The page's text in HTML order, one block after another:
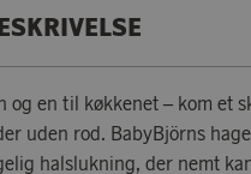
og en til køkkenet – kom et
uden rod. BabyBjörns
halslukning, der nemt